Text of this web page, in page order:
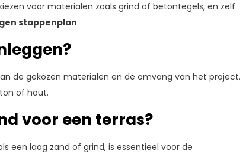
voor materialen zoals grind of betontegels, en zelf
stappenplan.
de gekozen materialen en de omvang van het project.
of hout.
voor een terras?
een laag zand of grind, is essentieel voor de